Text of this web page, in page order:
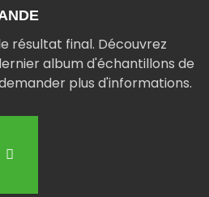
résultat final. Découvrez
album d'échantillons de
plus d'informations.